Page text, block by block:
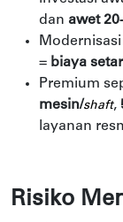
dan awet
= biaya
Premium
mesin/shaft,
layanan
Risiko